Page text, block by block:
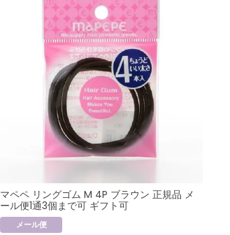
マペペ リングゴム M 4P ブラウン 正規品 メ
ール便1通3個まで可 ギフト可
メール便